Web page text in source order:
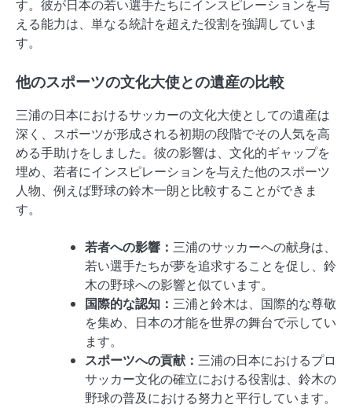
す。彼が日本の若い選手たちにインスピレーションを与
える能力は、単なる統計を超えた役割を強調していま
す。
他のスポーツの文化大使との遺産の比較
三浦の日本におけるサッカーの文化大使としての遺産は
深く、スポーツが形成される初期の段階でその人気を高
める手助けをしました。彼の影響は、文化的ギャップを
埋め、若者にインスピレーションを与えた他のスポーツ
人物、例えば野球の鈴木一朗と比較することができま
す。
若者への影響： 三浦のサッカーへの献身は、
若い選手たちが夢を追求することを促し、鈴
木の野球への影響と似ています。
国際的な認知： 三浦と鈴木は、国際的な尊敬
を集め、日本の才能を世界の舞台で示してい
ます。
スポーツへの貢献： 三浦の日本におけるプロ
サッカー文化の確立における役割は、鈴木の
野球の普及における努力と平行しています。